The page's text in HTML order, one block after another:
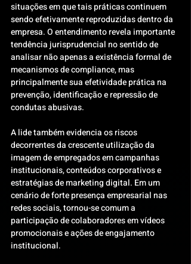
situações em que tais práticas continuem
sendo efetivamente reproduzidas dentro da
empresa. O entendimento revela importante
tendência jurisprudencial no sentido de
analisar não apenas a existência formal de
mecanismos de compliance, mas
principalmente sua efetividade prática na
prevenção, identificação e repressão de
condutas abusivas.
A lide também evidencia os riscos
decorrentes da crescente utilização da
imagem de empregados em campanhas
institucionais, conteúdos corporativos e
estratégias de marketing digital. Em um
cenário de forte presença empresarial nas
redes sociais, tornou-se comum a
participação de colaboradores em vídeos
promocionais e ações de engajamento
institucional.